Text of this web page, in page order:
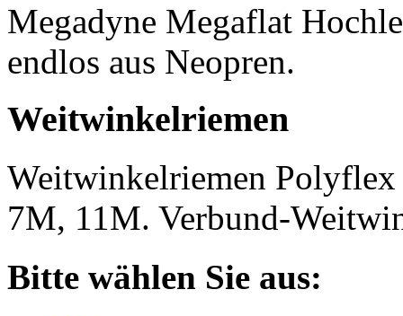
Megadyne Megaflat
endlos aus Neopren.
Weitwinkelriemen
Weitwinkelriemen
7M, 11M. Verbund-
Bitte wählen Sie aus: